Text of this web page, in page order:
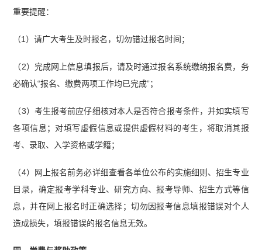
重要提醒：
（1）请广大考生及时报名，切勿错过报名时间；
（2）完成网上信息填报后，请及时通过报名系统缴纳报名费，务
必确认“报名、缴费两项工作均已完成”；
（3）考生报考前应仔细核对本人是否符合报考条件，并如实填写
各项信息；对填写虚假信息或提供虚假材料的考生，将取消其报
考、录取、入学资格或学籍；
（4）网上报名前务必详细查看各单位公布的实施细则、招生专业
目录，确定报考学科专业、研究方向、报考导师、招生方式等信
息，并在网上报名时正确选择；切勿因报考信息填报错误对个人
造成损失，填报错误的报名信息无效。